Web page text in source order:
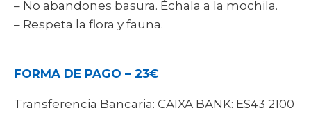
– No abandones basura. Échala a la mochila.
– Respeta la flora y fauna.
FORMA DE PAGO – 23€
Transferencia Bancaria: CAIXA BANK: ES43 2100